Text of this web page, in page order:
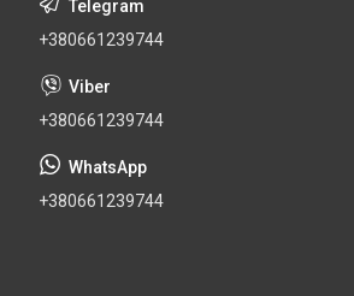
+380661239744
+380661239744
+380661239744